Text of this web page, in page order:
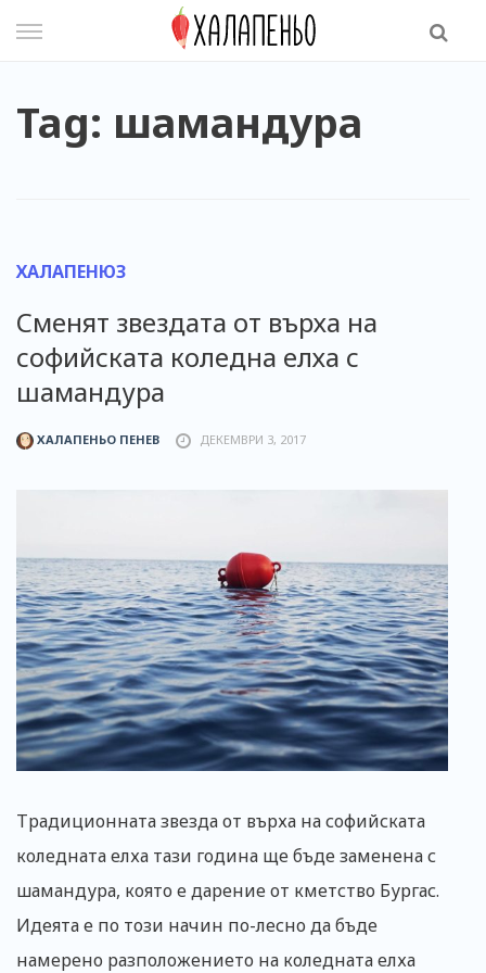
Tag: шамандура
ХАЛАПЕНЮЗ
Сменят звездата от върха на
софийската коледна елха с
шамандура
ХАЛАПЕНЬО ПЕНЕВ ДЕКЕМВРИ 3, 2017
Традиционната звезда от върха на софийската
коледната елха тази година ще бъде заменена с
шамандура, която е дарение от кметство Бургас.
Идеята е по този начин по-лесно да бъде
намерено разположението на коледната елха